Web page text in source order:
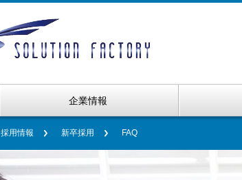
企業情報
採用情報 新卒採用 FAQ